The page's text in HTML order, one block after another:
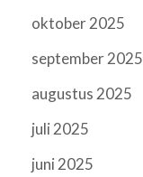
oktober 2025
september 2025
augustus 2025
juli 2025
juni 2025